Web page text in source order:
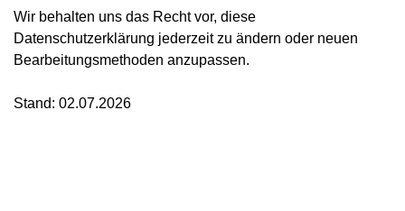
Wir behalten uns das Recht vor, diese
Datenschutzerklärung jederzeit zu ändern oder neuen
Bearbeitungsmethoden anzupassen.
Stand: 02.07.2026